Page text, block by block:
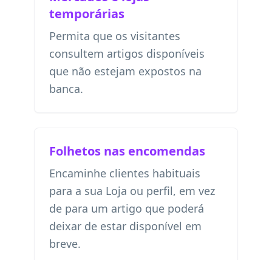
temporárias
Permita que os visitantes
consultem artigos disponíveis
que não estejam expostos na
banca.
Folhetos nas encomendas
Encaminhe clientes habituais
para a sua Loja ou perfil, em vez
de para um artigo que poderá
deixar de estar disponível em
breve.